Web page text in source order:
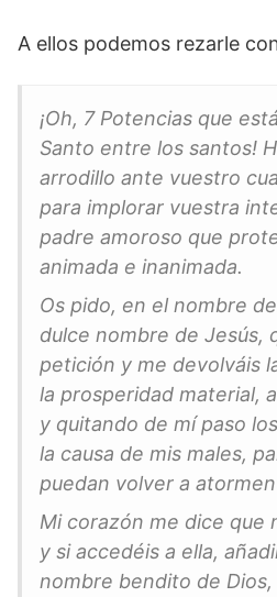
A ellos podemos rezarle
¡Oh, 7 Potencias que
Santo entre los santos!
arrodillo ante vuestro
para implorar vuestra
padre amoroso que
animada e inanimada.
Os pido, en el nombre
dulce nombre de Jesús,
petición y me devolváis
la prosperidad material,
y quitando de mí paso
la causa de mis males,
puedan volver a
Mi corazón me dice que
y si accedéis a ella,
nombre bendito de